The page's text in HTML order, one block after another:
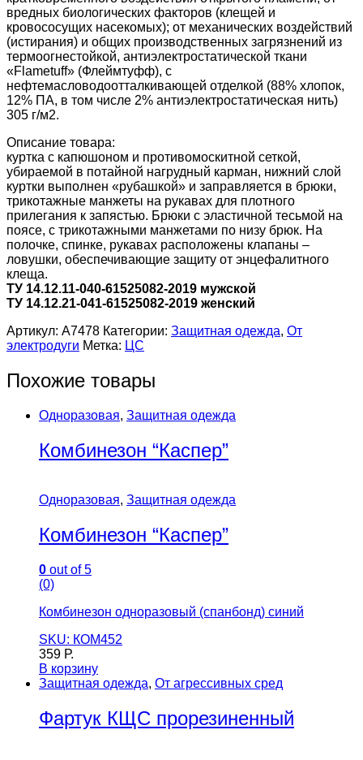
вредных биологических факторов (клещей и
кровососущих насекомых); от механических воздействий
(истирания) и общих производственных загрязнений из
термоогнестойкой, антиэлектростатической ткани
«Flametuff» (Флеймтуфф), с
нефтемасловодоотталкивающей отделкой (88% хлопок,
12% ПА, в том числе 2% антиэлектростатическая нить)
305 г/м2.
Описание товара:
куртка с капюшоном и противомоскитной сеткой,
убираемой в потайной нагрудный карман, нижний слой
куртки выполнен «рубашкой» и заправляется в брюки,
трикотажные манжеты на рукавах для плотного
прилегания к запястью. Брюки с эластичной тесьмой на
поясе, с трикотажными манжетами по низу брюк. На
полочке, спинке, рукавах расположены клапаны –
ловушки, обеспечивающие защиту от энцефалитного
клеща.
ТУ 14.12.11-040-61525082-2019 мужской
ТУ 14.12.21-041-61525082-2019 женский
Артикул: А7478 Категории: Защитная одежда, От
электродуги Метка: ЦС
Похожие товары
Одноразовая, Защитная одежда
Комбинезон “Каспер”
Одноразовая, Защитная одежда
Комбинезон “Каспер”
0 out of 5
(0)
Комбинезон одноразовый (спанбонд) синий
SKU: КОМ452
359 Р.
В корзину
Защитная одежда, От агрессивных сред
Фартук КЩС прорезиненный